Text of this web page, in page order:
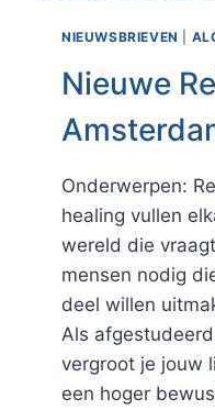
NIEUWSBRIEVEN
Nieuwe
Onderwerpen:
healing vullen
wereld die
mensen nodig
deel willen
Als
vergroot je jouw
een hoger